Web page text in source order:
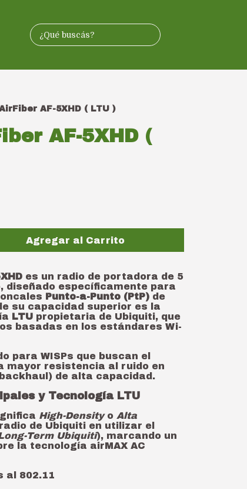
AF-5XHD ( LTU )
AF-5XHD (
Agregar al Carrito
es un radio de portadora de 5
diseñado específicamente para
Punto-a-Punto (PtP) de
su capacidad superior es la
LTU propietaria de Ubiquiti, que
basadas en los estándares Wi-
para WISPs que buscan el
mayor resistencia al ruido en
de alta capacidad.
y Tecnología LTU
High-Densityo Alta
de Ubiquiti en utilizar el
Term Ubiquiti), marcando un
la tecnología airMAX AC
al 802.11